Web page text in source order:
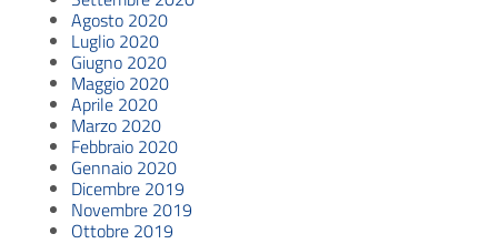
Agosto 2020
Luglio 2020
Giugno 2020
Maggio 2020
Aprile 2020
Marzo 2020
Febbraio 2020
Gennaio 2020
Dicembre 2019
Novembre 2019
Ottobre 2019